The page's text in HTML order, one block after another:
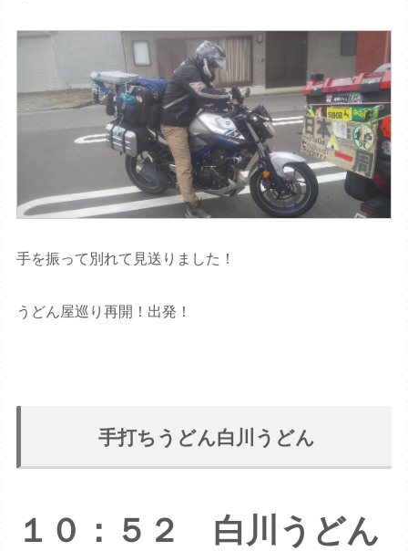
手を振って別れて見送りました！
うどん屋巡り再開！出発！
手打ちうどん白川うどん
１０：５２ 白川うどん